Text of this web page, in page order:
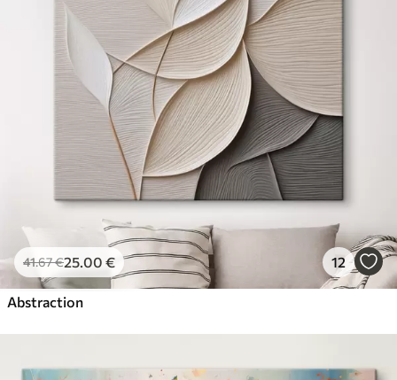
41.67€25.00 € 12
Abstraction